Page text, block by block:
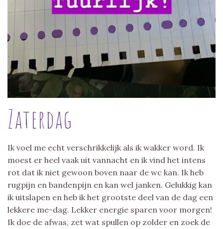
Zaterdag
Ik voel me echt verschrikkelijk als ik wakker word. Ik
moest er heel vaak uit vannacht en ik vind het intens
rot dat ik niet gewoon boven naar de wc kan. Ik heb
rugpijn en bandenpijn en kan wel janken. Gelukkig kan
ik uitslapen en heb ik het grootste deel van de dag een
lekkere me-dag. Lekker energie sparen voor morgen!
Ik doe de afwas, zet wat spullen op zolder en zoek de